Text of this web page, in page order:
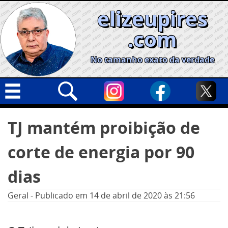
Skip
to
content
elizeupires
.com
No tamanho exato da verdade
Geral
Cidades
Política
Informe especial
TJ mantém proibição de
corte de energia por 90
dias
Geral - Publicado em 14 de abril de 2020às 21:56